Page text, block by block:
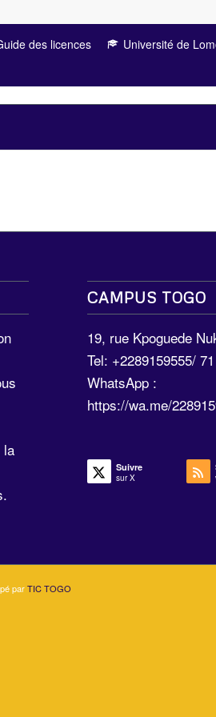
des licences Université de
la
CAMPUS TOGO
19, rue Kpoguede
Tel: +2289159555/
WhatsApp :
https://wa.me/
Suivre
sur X
parTIC TOGO